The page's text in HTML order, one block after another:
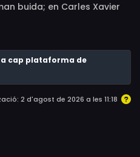
buida; en Carles Xavier
el seu gos; en Jordi
municipal; i la
per acabar
cap plataforma de
2 d'agost de 2026 a les 11:18